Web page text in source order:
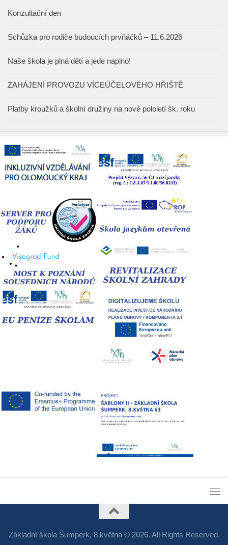
Konzultační den
Schůzka pro rodiče budoucích prvňáčků – 11.6.2026
Naše škola je plná dětí a jede naplno!
ZAHÁJENÍ PROVOZU VÍCEÚČELOVÉHO HŘIŠTĚ
Platby kroužků a školní družiny na nové pololetí šk. roku
Základní škola Šumperk, 8.května © 2026. All Rights Reserved.